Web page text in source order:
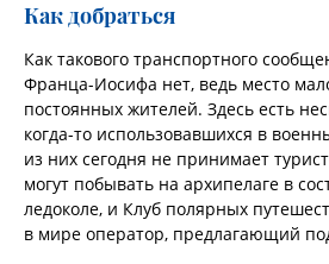
Как добраться
Как такового транспортного
Франца-Иосифа нет, ведь место
постоянных жителей. Здесь есть
когда-то использовавшихся в
из них сегодня не принимает
могут побывать на архипелаге в
ледоколе, и Клуб полярных
в мире оператор, предлагающий